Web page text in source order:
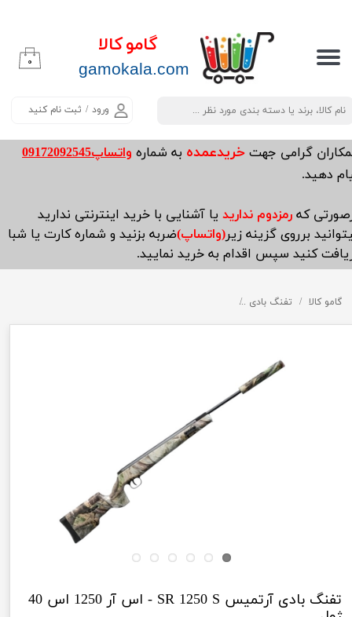
گامو کالا
​​​​​​gamokala.com
ورود / ثبت نام کنید
حساب کاربری من
تغییر گذر واژه
سفارشات
خروج از حساب کاربری
۰
گرامی جهت خریدعمده به شماره واتساپ09172092545
دهید.
که رمزدوم ندارید یا آشنایی با خرید اینترنتی ندارید
برروی گزینه زیر(واتساپ)ضربه بزنید و شماره کارت یا شبا
کنید سپس اقدام به خرید نمایید.
گامو کالا تفنگ بادی
تفنگ بادی آرتمیس SR 1250 S - اس آر 1250 اس 40